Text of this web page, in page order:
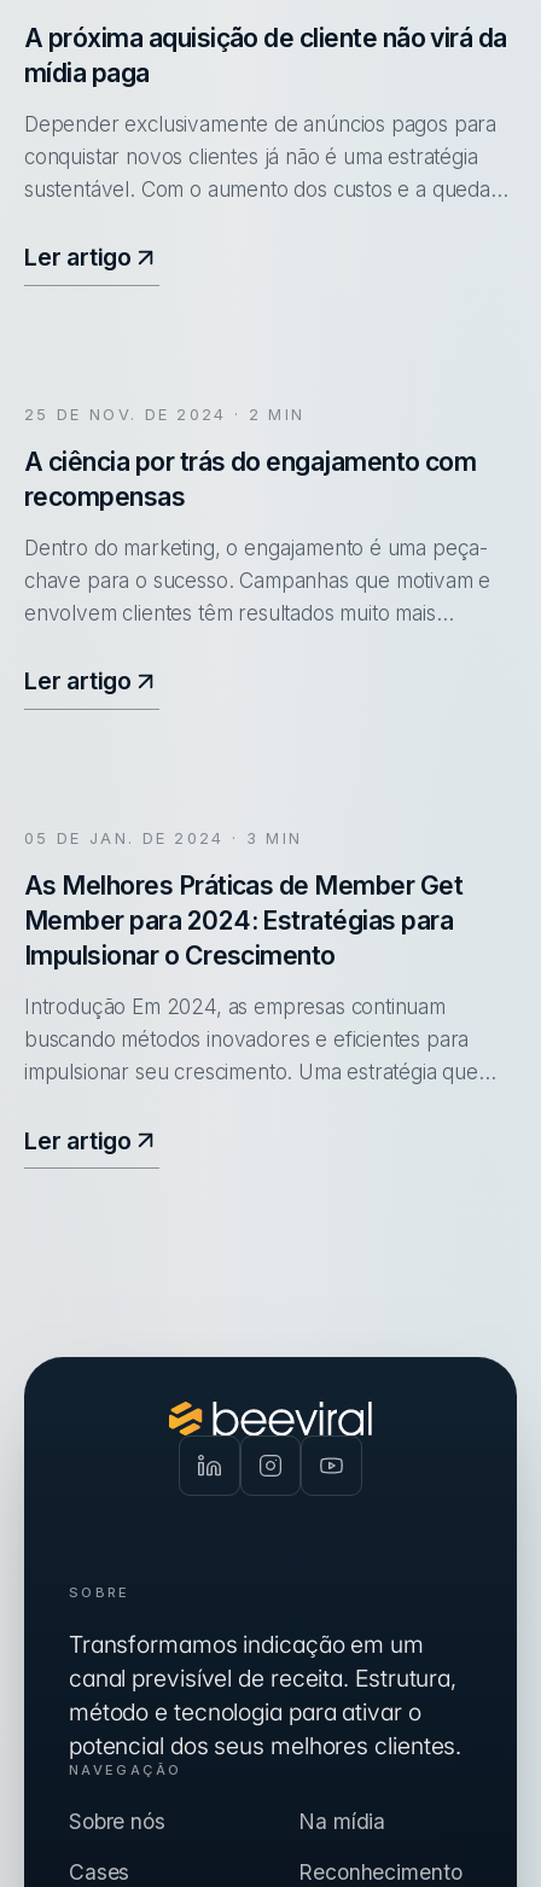
A próxima aquisição de cliente não virá da
mídia paga
Depender exclusivamente de anúncios pagos para
conquistar novos clientes já não é uma estratégia
sustentável. Com o aumento dos custos e a queda
se apresenta como uma a
Ler artigo
25 DE NOV. DE 2024 · 2 MIN
A ciência por trás do engajamento com
recompensas
Dentro do marketing, o engajamento é uma peça-
chave para o sucesso. Campanhas que motivam e
envolvem clientes têm resultados muito mais
Ler artigo
05 DE JAN. DE 2024 · 3 MIN
As Melhores Práticas de Member Get
Member para 2024: Estratégias para
Impulsionar o Crescimento
Introdução Em 2024, as empresas continuam
buscando métodos inovadores e eficientes para
impulsionar seu crescimento. Uma estratégia que
Member" (MGM), conhecido também como "Indiqu
Ler artigo
SOBRE
Transformamos indicação em um
canal previsível de receita. Estrutura,
método e tecnologia para ativar o
potencial dos seus melhores clientes.
NAVEGAÇÃO
Sobre nós
Na mídia
Cases
Reconhecimento